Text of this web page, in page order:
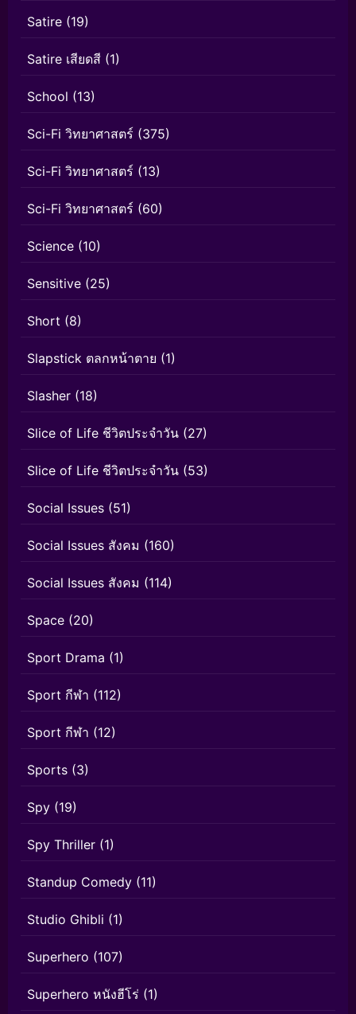
Satire (19)
Satire เสียดสี (1)
School (13)
Sci-Fi วิทยาศาสตร์ (375)
Sci-Fi วิทยาศาสตร์ (13)
Sci-Fi วิทยาศาสตร์ (60)
Science (10)
Sensitive (25)
Short (8)
Slapstick ตลกหน้าตาย (1)
Slasher (18)
Slice of Life ชีวิตประจำวัน (27)
Slice of Life ชีวิตประจำวัน (53)
Social Issues (51)
Social Issues สังคม (160)
Social Issues สังคม (114)
Space (20)
Sport Drama (1)
Sport กีฬา (112)
Sport กีฬา (12)
Sports (3)
Spy (19)
Spy Thriller (1)
Standup Comedy (11)
Studio Ghibli (1)
Superhero (107)
Superhero หนังฮีโร่ (1)